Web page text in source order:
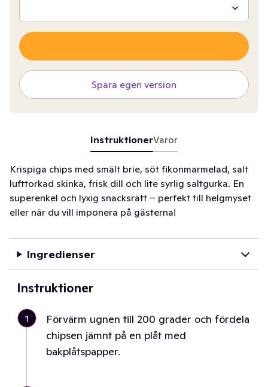
Spara egen version
InstruktionerVaror
Krispiga chips med smält brie, söt fikonmarmelad, salt
lufttorkad skinka, frisk dill och lite syrlig saltgurka. En
superenkel och lyxig snacksrätt – perfekt till helgmyset
eller när du vill imponera på gästerna!
Ingredienser
Instruktioner
1
Förvärm ugnen till 200 grader och fördela
chipsen jämnt på en plåt med
bakplåtspapper.